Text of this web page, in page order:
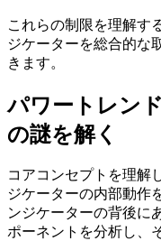
これらの制限を理解す
ジケーターを総合的な
きます。
パワートレン
の謎を解く
コアコンセプトを理解
ジケーターの内部動作
ンジケーターの背後に
ポーネントを分析し、